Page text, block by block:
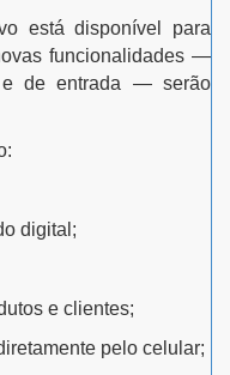
está disponível para
funcionalidades —
e de entrada — serão
digital;
e clientes;
pelo celular;